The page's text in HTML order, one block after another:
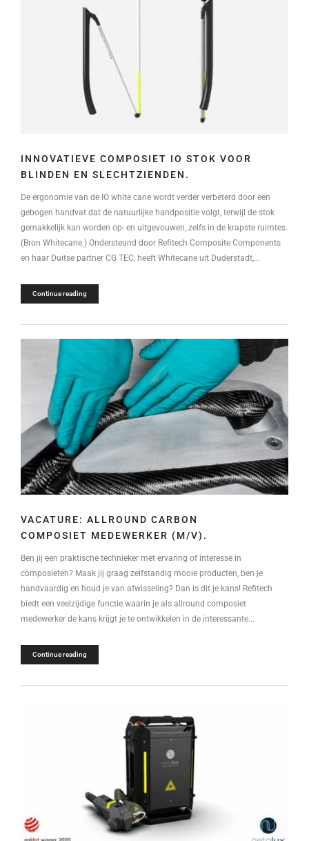
INNOVATIEVE COMPOSIET IO STOK VOOR
BLINDEN EN SLECHTZIENDEN.
De ergonomie van de IO white cane wordt verder verbeterd door een
gebogen handvat dat de natuurlijke handpositie volgt, terwijl de stok
gemakkelijk kan worden op- en uitgevouwen, zelfs in de krapste ruimtes.
(Bron Whitecane.) Ondersteund door Refitech Composite Components
en haar Duitse partner CG TEC, heeft Whitecane uit Duderstadt,...
Continue reading
VACATURE: ALLROUND CARBON
COMPOSIET MEDEWERKER (M/V).
Ben jij een praktische technieker met ervaring of interesse in
composieten? Maak jij graag zelfstandig mooie producten, ben je
handvaardig en houd je van afwisseling? Dan is dit je kans! Refitech
biedt een veelzijdige functie waarin je als allround composiet
medewerker de kans krijgt je te ontwikkelen in de interessante...
Continue reading